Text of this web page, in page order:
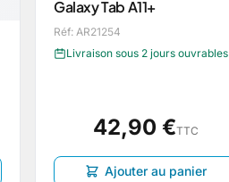
Galaxy Tab A11+
Réf: AR21254
Livraison sous 2 jours ouvrables
42,90 €TTC
Ajouter au panier